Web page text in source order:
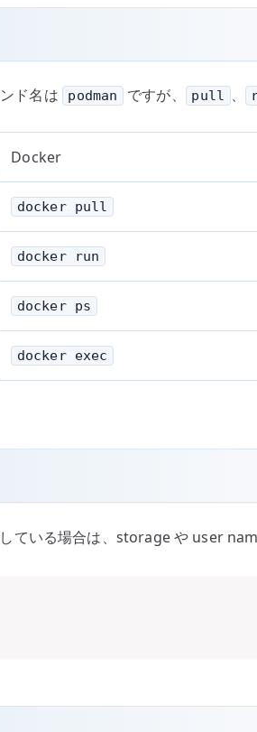
ド名は podman ですが、 pull 、
Docker
docker pull
docker run
docker ps
docker exec
いる場合は、storage や user